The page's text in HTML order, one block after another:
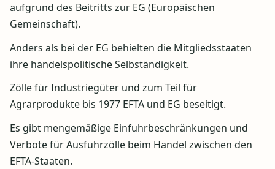
aufgrund des Beitritts zur EG (Europäischen
Gemeinschaft).
Anders als bei der EG behielten die Mitgliedsstaaten
ihre handelspolitische Selbständigkeit.
Zölle für Industriegüter und zum Teil für
Agrarprodukte bis 1977 EFTA und EG beseitigt.
Es gibt mengemäßige Einfuhrbeschränkungen und
Verbote für Ausfuhrzölle beim Handel zwischen den
EFTA-Staaten.